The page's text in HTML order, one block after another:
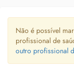
Não é possível
profissional de
outro profissional